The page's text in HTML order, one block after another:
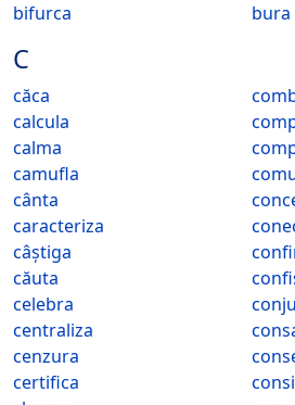
bifurca
bura
C
căca
calcula
calma
camufla
cânta
caracteriza
câștiga
căuta
celebra
centraliza
cenzura
certifica